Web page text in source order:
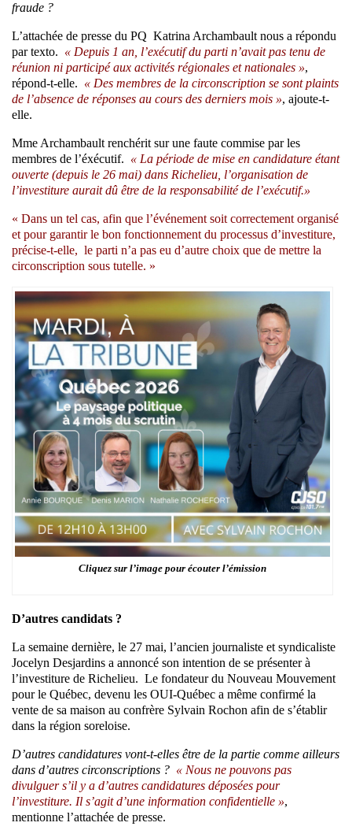
fraude ?
L’attachée de presse du PQ Katrina Archambault nous a répondu
par texto. « Depuis 1 an, l’exécutif du parti n’avait pas tenu de
réunion ni participé aux activités régionales et nationales »,
répond-t-elle. « Des membres de la circonscription se sont plaints
de l’absence de réponses au cours des derniers mois », ajoute-t-
elle.
Mme Archambault renchérit sur une faute commise par les
membres de l’éxécutif. « La période de mise en candidature étant
ouverte (depuis le 26 mai) dans Richelieu, l’organisation de
l’investiture aurait dû être de la responsabilité de l’exécutif.»
« Dans un tel cas, afin que l’événement soit correctement organisé
et pour garantir le bon fonctionnement du processus d’investiture,
précise-t-elle, le parti n’a pas eu d’autre choix que de mettre la
circonscription sous tutelle. »
Cliquez sur l’image pour écouter l’émission
D’autres candidats ?
La semaine dernière, le 27 mai, l’ancien journaliste et syndicaliste
Jocelyn Desjardins a annoncé son intention de se présenter à
l’investiture de Richelieu. Le fondateur du Nouveau Mouvement
pour le Québec, devenu les OUI-Québec a même confirmé la
vente de sa maison au confrère Sylvain Rochon afin de s’établir
dans la région soreloise.
D’autres candidatures vont-t-elles être de la partie comme ailleurs
dans d’autres circonscriptions ? « Nous ne pouvons pas
divulguer s’il y a d’autres candidatures déposées pour
l’investiture. Il s’agit d’une information confidentielle »,
mentionne l’attachée de presse.